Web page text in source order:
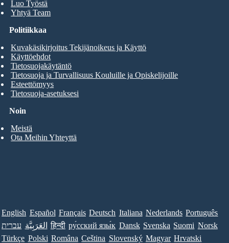
Luo Työstä
Yhtyä Team
Noin
Meistä
Ota Meihin Yhteyttä
Politiikkaa
Kuvakäsikirjoitus Tekijänoikeus ja Käyttö
Käyttöehdot
Tietosuojakäytäntö
Tietosuoja ja Turvallisuus Kouluille ja Opiskelijoille
Esteettömyys
Tietosuoja-asetuksesi
English Español Français Deutsch Italiana Nederlands Português
עברית العَرَبِيَّة हिन्दी ру́сский язы́к Dansk Svenska Suomi Norsk
Türkçe Polski Româna Ceština Slovenský Magyar Hrvatski